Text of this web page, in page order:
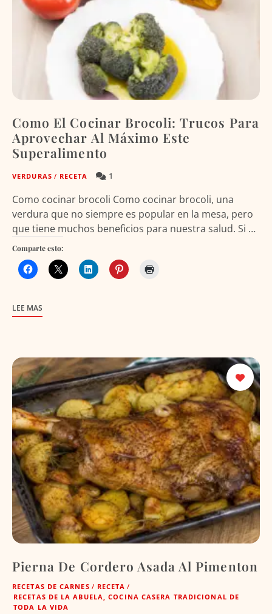
Como El Cocinar Brocoli: Trucos Para
Aprovechar Al Máximo Este
Superalimento
VERDURAS / RECETA 1
Como cocinar brocoli Como cocinar brocoli, una
verdura que no siempre es popular en la mesa, pero
que tiene muchos beneficios para nuestra salud. Si …
Comparte esto:
LEE MAS
Pierna De Cordero Asada Al Pimenton
RECETAS DE CARNES / RECETA /
RECETAS DE LA ABUELA, COCINA CASERA TRADICIONAL DE
TODA LA VIDA